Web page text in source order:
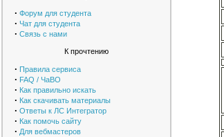
· Форум для студента
· Чат для студента
· Связь с нами
К прочтению
· Правила сервиса
· FAQ / ЧаВО
· Как правильно искать
· Как скачивать материалы
· Ответы к ЛС Интегратор
· Как помочь сайту
· Для вебмастеров